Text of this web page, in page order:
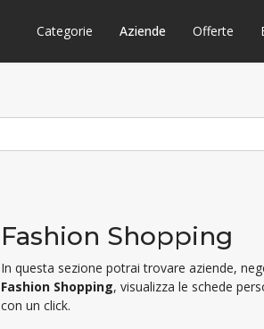
Categorie Aziende Offerte
Fashion Shopping
In questa sezione potrai trovare aziende,
Fashion Shopping, visualizza le schede
con un click.